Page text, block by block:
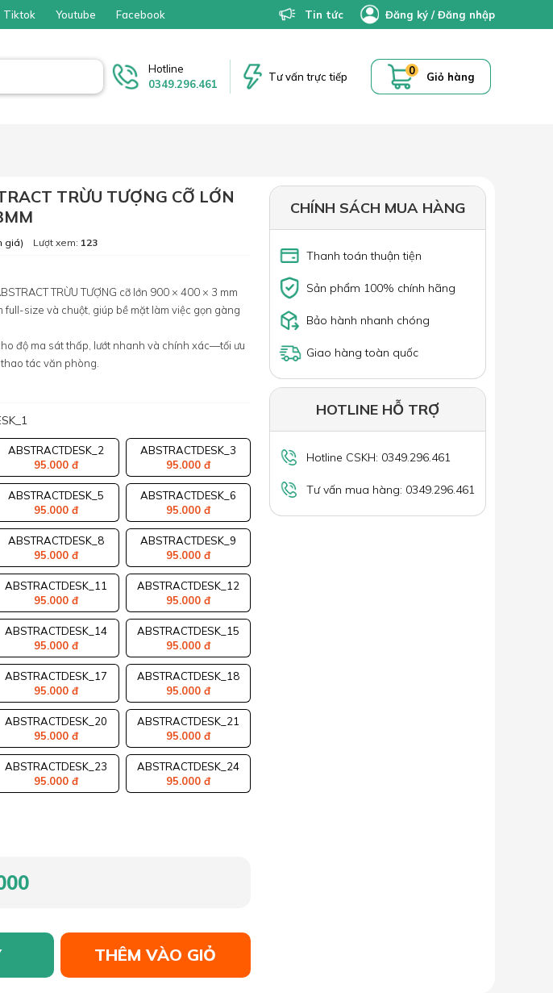
Tiktok Youtube Facebook Tin tức Đăng ký /Đăng nhập
Hotline
0349.296.461
Tư vấn trực tiếp 0 Giỏ hàng
TRỪU TƯỢNG CỠ LỚN
giá) Lượt xem: 123
TRỪU TƯỢNG cỡ lớn 900 × 400 × 3 mm
full-size và chuột, giúp bề mặt làm việc gọn gàng
độ ma sát thấp, lướt nhanh và chính xác—tối ưu
tác văn phòng.
ABSTRACTDESK_2
95.000 đ
ABSTRACTDESK_3
95.000 đ
ABSTRACTDESK_5
95.000 đ
ABSTRACTDESK_6
95.000 đ
ABSTRACTDESK_8
95.000 đ
ABSTRACTDESK_9
95.000 đ
ABSTRACTDESK_11
95.000 đ
ABSTRACTDESK_12
95.000 đ
ABSTRACTDESK_14
95.000 đ
ABSTRACTDESK_15
95.000 đ
ABSTRACTDESK_17
95.000 đ
ABSTRACTDESK_18
95.000 đ
ABSTRACTDESK_20
95.000 đ
ABSTRACTDESK_21
95.000 đ
ABSTRACTDESK_23
95.000 đ
ABSTRACTDESK_24
95.000 đ
THÊM VÀO GIỎ
CHÍNH SÁCH MUA HÀNG
Thanh toán thuận tiện
Sản phẩm 100% chính hãng
Bảo hành nhanh chóng
Giao hàng toàn quốc
HOTLINE HỖ TRỢ
Hotline CSKH: 0349.296.461
Tư vấn mua hàng: 0349.296.461